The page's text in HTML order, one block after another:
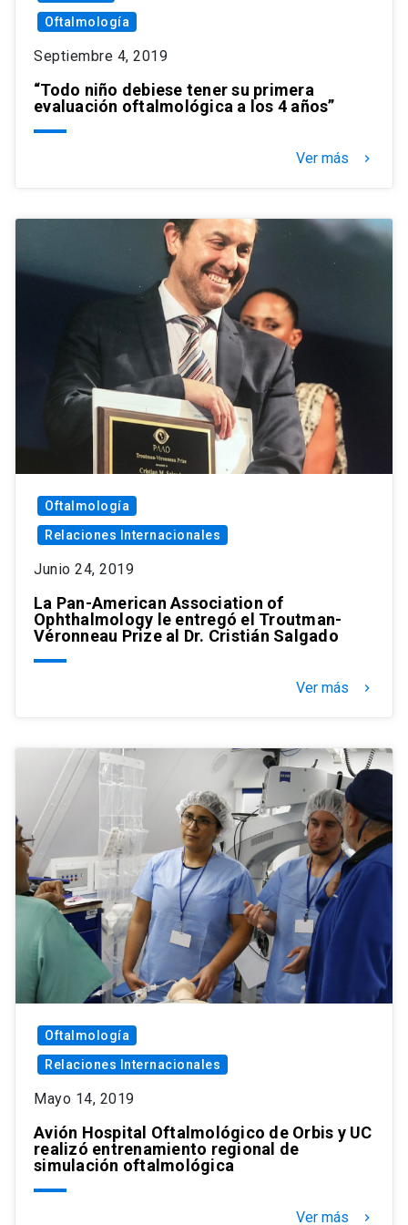
Oftalmología
Septiembre 4, 2019
“Todo niño debiese tener su primera
evaluación oftalmológica a los 4 años”
Ver más keyboard_arrow_right
Oftalmología
Relaciones Internacionales
Junio 24, 2019
La Pan-American Association of
Ophthalmology le entregó el Troutman-
Véronneau Prize al Dr. Cristián Salgado
Ver más keyboard_arrow_right
Oftalmología
Relaciones Internacionales
Mayo 14, 2019
Avión Hospital Oftalmológico de Orbis y UC
realizó entrenamiento regional de
simulación oftalmológica
Ver más keyboard_arrow_right